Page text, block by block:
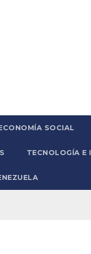
SOCIAL
TECNOLOGÍA E